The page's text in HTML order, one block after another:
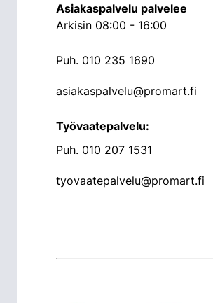
Asiakaspalvelu palvelee
Arkisin 08:00 - 16:00
Puh. 010 235 1690
asiakaspalvelu@promart.fi
Työvaatepalvelu:
Puh. 010 207 1531
tyovaatepalvelu@promart.fi